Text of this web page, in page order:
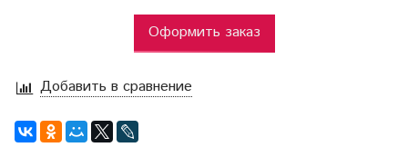
Оформить заказ
Добавить в сравнение